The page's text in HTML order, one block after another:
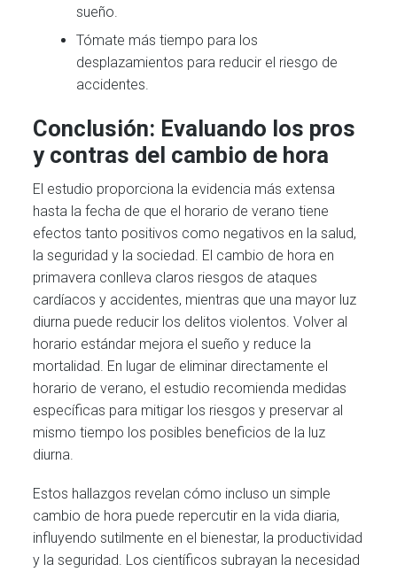
sueño.
Tómate más tiempo para los
desplazamientos para reducir el riesgo de
accidentes.
Conclusión: Evaluando los pros
y contras del cambio de hora
El estudio proporciona la evidencia más extensa
hasta la fecha de que el horario de verano tiene
efectos tanto positivos como negativos en la salud,
la seguridad y la sociedad. El cambio de hora en
primavera conlleva claros riesgos de ataques
cardíacos y accidentes, mientras que una mayor luz
diurna puede reducir los delitos violentos. Volver al
horario estándar mejora el sueño y reduce la
mortalidad. En lugar de eliminar directamente el
horario de verano, el estudio recomienda medidas
específicas para mitigar los riesgos y preservar al
mismo tiempo los posibles beneficios de la luz
diurna.
Estos hallazgos revelan cómo incluso un simple
cambio de hora puede repercutir en la vida diaria,
influyendo sutilmente en el bienestar, la productividad
y la seguridad. Los científicos subrayan la necesidad